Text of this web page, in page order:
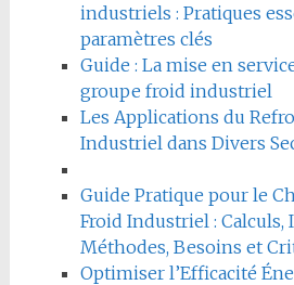
industriels : Pratiques
paramètres clés
Guide : La mise en
groupe froid industriel
Les Applications du
Industriel dans Divers
Guide Pratique pour le
Froid Industriel : Calculs,
Méthodes, Besoins et
Optimiser l’Efficacité